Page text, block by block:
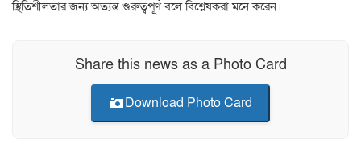
স্থিতিশীলতার জন্য অত্যন্ত গুরুত্বপূর্ণ বলে বিশ্লেষকরা মনে করেন।
Share this news as a Photo Card
Download Photo Card